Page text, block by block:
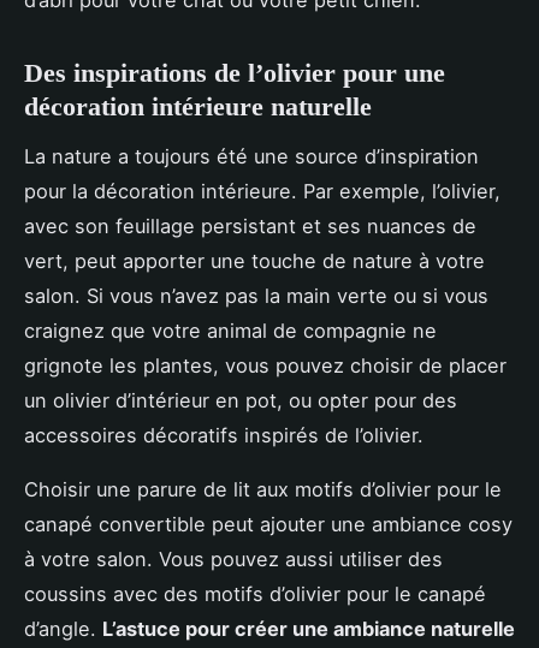
Des inspirations de l’olivier pour une
décoration intérieure naturelle
La nature a toujours été une source d’inspiration
pour la décoration intérieure. Par exemple, l’olivier,
avec son feuillage persistant et ses nuances de
vert, peut apporter une touche de nature à votre
salon. Si vous n’avez pas la main verte ou si vous
craignez que votre animal de compagnie ne
grignote les plantes, vous pouvez choisir de placer
un olivier d’intérieur en pot, ou opter pour des
accessoires décoratifs inspirés de l’olivier.
Choisir une parure de lit aux motifs d’olivier pour le
canapé convertible peut ajouter une ambiance cosy
à votre salon. Vous pouvez aussi utiliser des
coussins avec des motifs d’olivier pour le canapé
d’angle. L’astuce pour créer une ambiance naturelle